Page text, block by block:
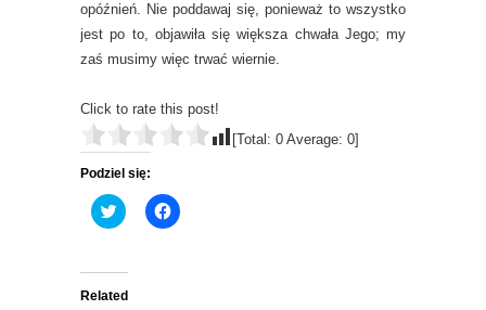
opóźnień. Nie poddawaj się, ponieważ to wszystko
jest po to, objawiła się większa chwała Jego; my
zaś musimy więc trwać wiernie.
Click to rate this post!
[Total: 0 Average: 0]
Podziel się:
C
l
t
o
C
l
Related